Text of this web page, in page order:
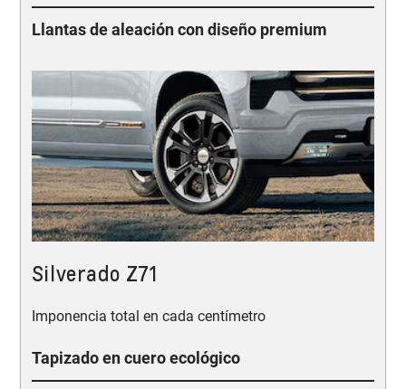
Llantas de aleación con diseño premium
Silverado Z71
Imponencia total en cada centímetro
Tapizado en cuero ecológico